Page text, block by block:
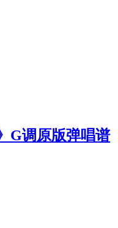
G调原版弹唱谱